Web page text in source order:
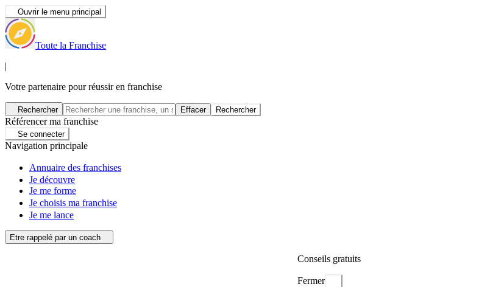
Ouvrir le menu principal
Toute la Franchise
|
Votre partenaire pour réussir en franchise
Rechercher Effacer Rechercher
Référencer ma franchise
Se connecter
Navigation principale
Annuaire des franchises
Je découvre
Je me forme
Je choisis ma franchise
Je me lance
Etre rappelé par un coach
Conseils gratuits
Fermer